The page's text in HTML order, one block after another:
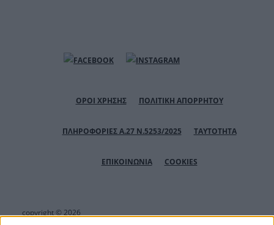
ΟΡΟΙ ΧΡΗΣΗΣ ΠΟΛΙΤΙΚΗ ΑΠΟΡΡΗΤΟΥ
ΠΛΗΡΟΦΟΡΙΕΣ Α.27 Ν.5253/2025 ΤΑΥΤΟΤΗΤΑ
ΕΠΙΚΟΙΝΩΝΙΑ COOKIES
copyright © 2026